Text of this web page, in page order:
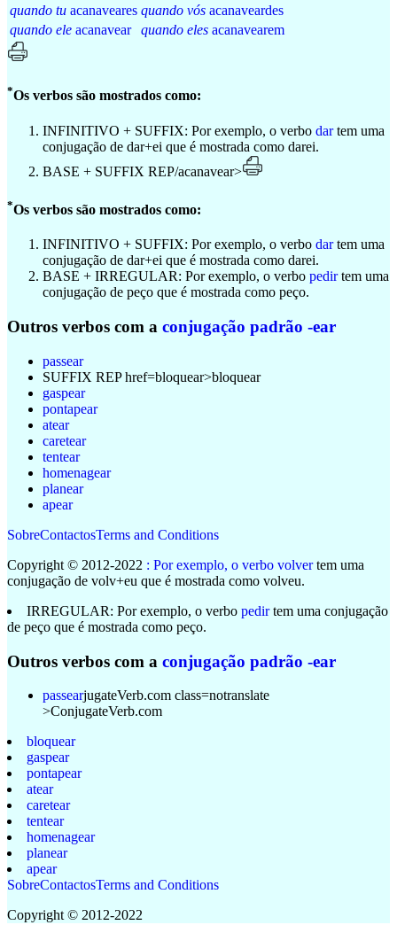
quando tu acanaveares quando vós acanaveardes
quando ele acanavear quando eles acanavearem
*Os verbos são mostrados como:
INFINITIVO + SUFFIX: Por exemplo, o verbo dartem uma
conjugação de dar+ei que é mostrada como darei.
BASE + SUFFIX REP/acanavear>
*Os verbos são mostrados como:
INFINITIVO + SUFFIX: Por exemplo, o verbo dartem uma
conjugação de dar+ei que é mostrada como darei.
BASE + IRREGULAR: Por exemplo, o verbo pedirtem uma
conjugação de peço que é mostrada como peço.
Outros verbos com a conjugação padrão -ear
passear
SUFFIX REP href=bloquear>bloquear
gaspear
pontapear
atear
caretear
tentear
homenagear
planear
apear
SobreContactosTerms and Conditions
Copyright © 2012-2022 : Por exemplo, o verbo volvertem uma
conjugação de volv+eu que é mostrada como volveu.
IRREGULAR: Por exemplo, o verbo pedirtem uma conjugação
de peço que é mostrada como peço.
Outros verbos com a conjugação padrão -ear
passearjugateVerb.com class=notranslate
>ConjugateVerb.com
bloquear
gaspear
pontapear
atear
caretear
tentear
homenagear
planear
apear
SobreContactosTerms and Conditions
Copyright © 2012-2022